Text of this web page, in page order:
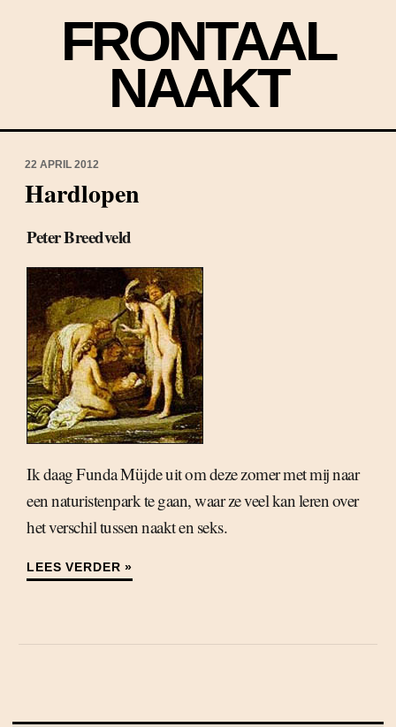
FRONTAAL
NAAKT
22 APRIL 2012
Hardlopen
Peter Breedveld
Ik daag Funda Müjde uit om deze zomer met mij naar
een naturistenpark te gaan, waar ze veel kan leren over
het verschil tussen naakt en seks.
LEES VERDER »